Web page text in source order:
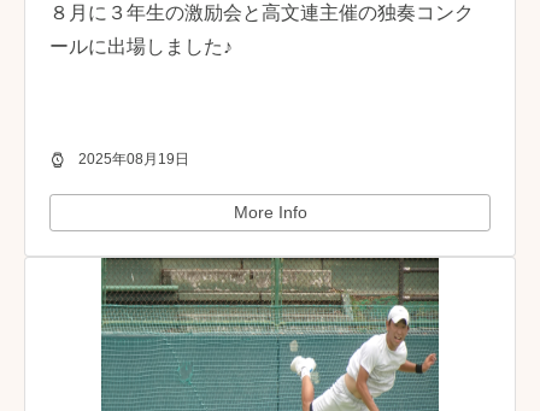
８月に３年生の激励会と高文連主催の独奏コンク
ールに出場しました♪
2025年08月19日
More Info